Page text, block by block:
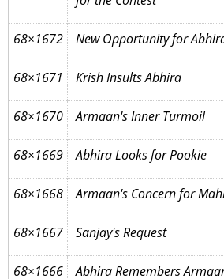
68×1672 New Opportunity for
68×1671 Krish Insults Abhira
68×1670 Armaan's Inner Turmoil
68×1669 Abhira Looks for Pookie
68×1668 Armaan's Concern for
68×1667 Sanjay's Request
68×1666 Abhira Remembers